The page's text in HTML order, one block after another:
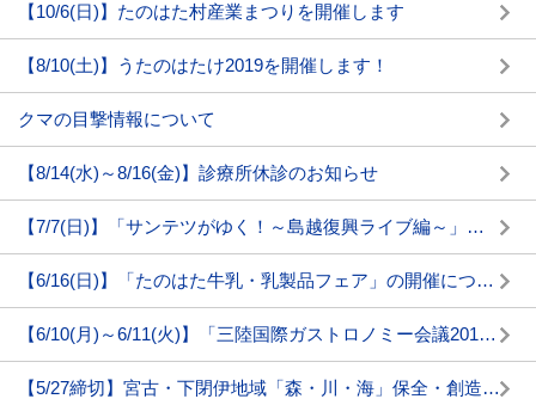
【10/6(日)】たのはた村産業まつりを開催します
【8/10(土)】うたのはたけ2019を開催します！
クマの目撃情報について
【8/14(水)～8/16(金)】診療所休診のお知らせ
【7/7(日)】「サンテツがゆく！～島越復興ライブ編～」の開催について
【6/16(日)】「たのはた牛乳・乳製品フェア」の開催について
【6/10(月)～6/11(火)】「三陸国際ガストロノミー会議2019」開催のお知らせ
【5/27締切】宮古・下閉伊地域「森・川・海」保全・創造協議会委員を公募します